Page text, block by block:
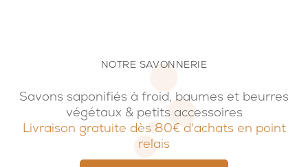
NOTRE SAVONNERIE
Savons saponifiés à froid, baumes et beurres
végétaux & petits accessoires
Livraison gratuite dès 80€ d'achats en point
relais